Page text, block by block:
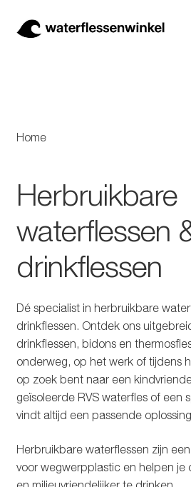
Ga
Ga
Thermosfles
Kinderflessen
Drinkfles met rietje
Waterfles met filter
Glazen drinkfles
RVS drinkfles
Broodtrommels & lunchboxen
Herbruikbare boterhamzakjes
Accessoires
Home
Herbruikbare
waterflessen
drinkflessen
Dé specialist in herbruikbare
drinkflessen. Ontdek ons
drinkflessen, bidons en
onderweg, op het werk of tijdens
op zoek bent naar een
geïsoleerde RVS waterfles of een
vindt altijd een passende
Herbruikbare waterflessen zijn
voor wegwerpplastic en helpen je